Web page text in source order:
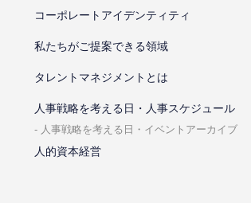
コーポレートアイデンティティ
私たちがご提案できる領域
タレントマネジメントとは
⼈事戦略を考える⽇・⼈事スケジュール
⼈事戦略を考える⽇・イベントアーカイブ
人的資本経営